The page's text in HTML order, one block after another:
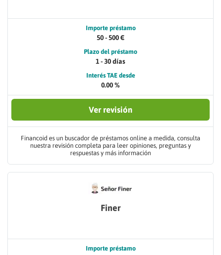
Importe préstamo
50 - 500 €
Plazo del préstamo
1 - 30 días
Interés TAE desde
0.00 %
Ver revisión
Financoid es un buscador de préstamos online a medida, consulta
nuestra revisión completa para leer opiniones, preguntas y
respuestas y más información
Finer
Importe préstamo